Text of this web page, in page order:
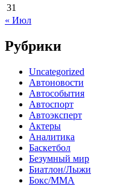
31
« Июл
Рубрики
Uncategorized
Автоновости
Автособытия
Автоспорт
Автоэксперт
Актеры
Аналитика
Баскетбол
Безумный мир
Биатлон/Лыжи
Бокс/MMA